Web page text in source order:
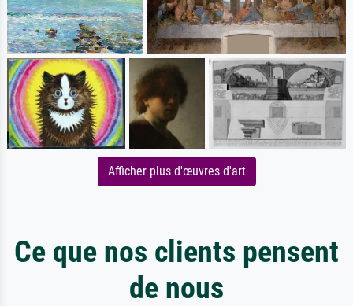
Afficher plus d'œuvres d'art
Ce que nos clients pensent
de nous